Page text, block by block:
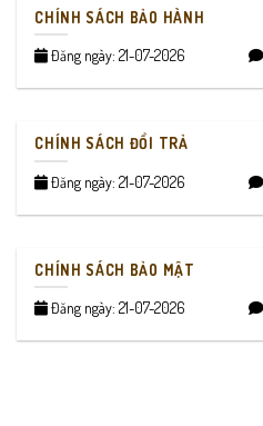
CHÍNH SÁCH BẢO HÀNH
Đăng ngày: 21-07-2026
CHÍNH SÁCH ĐỔI TRẢ
Đăng ngày: 21-07-2026
CHÍNH SÁCH BẢO MẬT
Đăng ngày: 21-07-2026